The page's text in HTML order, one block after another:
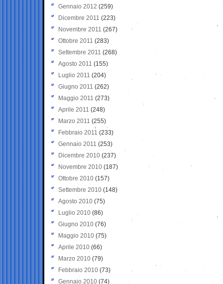
Gennaio 2012 (259)
Dicembre 2011 (223)
Novembre 2011 (267)
Ottobre 2011 (283)
Settembre 2011 (268)
Agosto 2011 (155)
Luglio 2011 (204)
Giugno 2011 (262)
Maggio 2011 (273)
Aprile 2011 (248)
Marzo 2011 (255)
Febbraio 2011 (233)
Gennaio 2011 (253)
Dicembre 2010 (237)
Novembre 2010 (187)
Ottobre 2010 (157)
Settembre 2010 (148)
Agosto 2010 (75)
Luglio 2010 (86)
Giugno 2010 (76)
Maggio 2010 (75)
Aprile 2010 (66)
Marzo 2010 (79)
Febbraio 2010 (73)
Gennaio 2010 (74)